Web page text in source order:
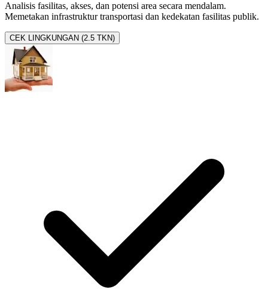
Analisis fasilitas, akses, dan potensi area secara mendalam.
Memetakan infrastruktur transportasi dan kedekatan fasilitas publik.
CEK LINGKUNGAN (2.5 TKN)